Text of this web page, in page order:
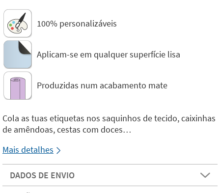
100% personalizáveis
Aplicam-se em qualquer superfície lisa
Produzidas num acabamento mate
Cola as tuas etiquetas nos saquinhos de tecido, caixinhas
de amêndoas, cestas com doces…
Mais detalhes
DADOS DE ENVIO